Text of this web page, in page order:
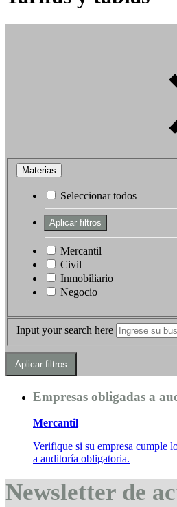
Materias
Seleccionar todos
Mercantil
Civil
Inmobiliario
Negocio
Input your search here
Empresas obligadas a
Mercantil
Verifique si su empresa cumple
a auditoría obligatoria.
Newsletter de